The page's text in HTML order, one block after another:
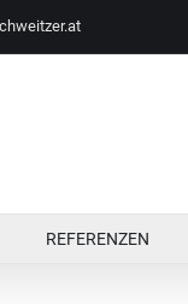
REFERENZEN